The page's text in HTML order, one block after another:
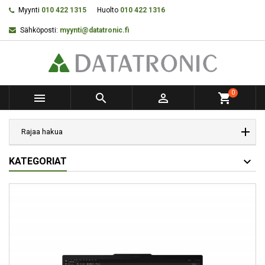
Myynti 010 422 1315 Huolto 010 422 1316
Sähköposti: myynti@datatronic.fi
   shopping_cart0
Rajaa hakua
KATEGORIAT